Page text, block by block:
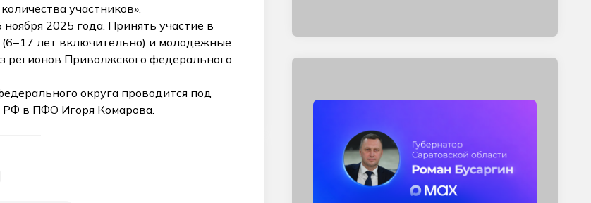
участников».
2025 года. Принять участие в
лет включительно) и молодежные
регионов Приволжского федерального
округа проводится под
РФ в ПФО Игоря Комарова.